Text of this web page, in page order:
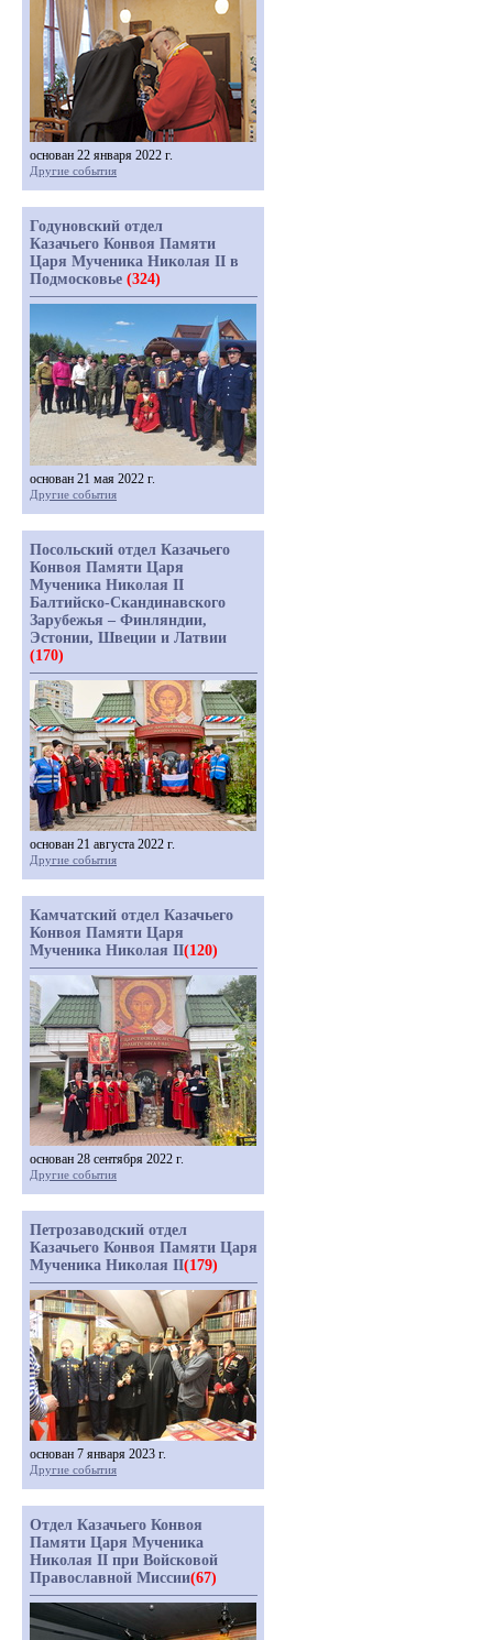
основан 22 января 2022 г.
Другие события
Годуновский отдел
Казачьего Конвоя Памяти
Царя Мученика Николая II в
Подмосковье (324)
основан 21 мая 2022 г.
Другие события
Посольский отдел Казачьего
Конвоя Памяти Царя
Мученика Николая II
Балтийско-Скандинавского
Зарубежья – Финляндии,
Эстонии, Швеции и Латвии
(170)
основан 21 августа 2022 г.
Другие события
Камчатский отдел Казачьего
Конвоя Памяти Царя
Мученика Николая II(120)
основан 28 сентября 2022 г.
Другие события
Петрозаводский отдел
Казачьего Конвоя Памяти Царя
Мученика Николая II(179)
основан 7 января 2023 г.
Другие события
Отдел Казачьего Конвоя
Памяти Царя Мученика
Николая II при Войсковой
Православной Миссии(67)